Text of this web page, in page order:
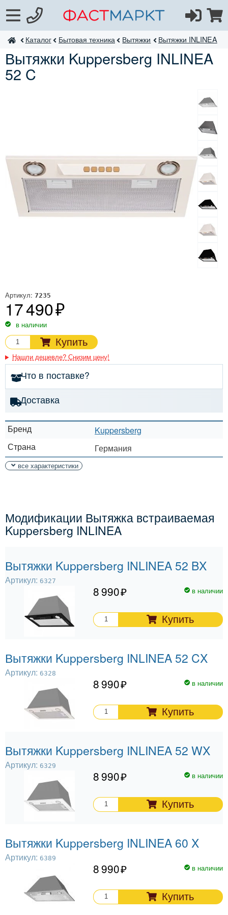
ФастМаркт
Каталог Бытовая техника Вытяжки Вытяжки INLINEA
Вытяжки Kuppersberg INLINEA
52 C
Бренд
Kuppersberg
Страна
Германия
все характеристики
Артикул: 7235
17 490
в наличии
Купить
Нашли дешевле? Снизим цену!
Что в поставке?
Доставка
Модификации Вытяжка встраиваемая
Kuppersberg INLINEA
Вытяжки Kuppersberg INLINEA 52 BX
Артикул: 6327
8 990 в наличии
Купить
Вытяжки Kuppersberg INLINEA 52 CX
Артикул: 6328
8 990 в наличии
Купить
Вытяжки Kuppersberg INLINEA 52 WX
Артикул: 6329
8 990 в наличии
Купить
Вытяжки Kuppersberg INLINEA 60 X
Артикул: 6389
8 990 в наличии
Купить